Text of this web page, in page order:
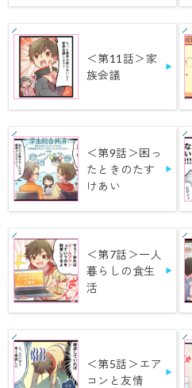
＜第11話＞家
族会議
＜第9話＞困っ
たときのたす
けあい
＜第7話＞一人
暮らしの食生
活
＜第5話＞エア
コンと友情